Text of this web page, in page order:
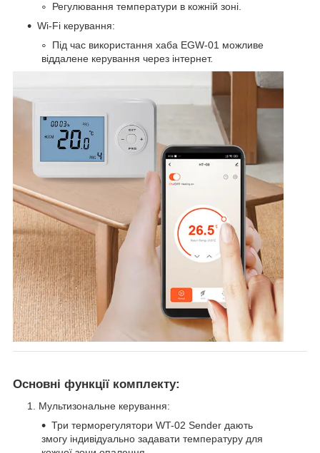
Регулювання температури в кожній зоні.
Wi-Fi керування:
Під час використання хаба EGW-01 можливе
віддалене керування через інтернет.
Основні функції комплекту:
Мультизональне керування:
Три терморегулятори WT-02 Sender дають
змогу індивідуально задавати температуру для